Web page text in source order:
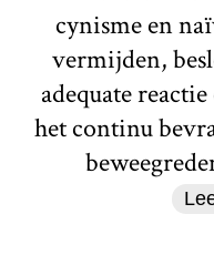
cynisme en
vermijden,
adequate
het continu